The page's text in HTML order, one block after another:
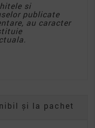
si
publicate
au caracter
și la pachet